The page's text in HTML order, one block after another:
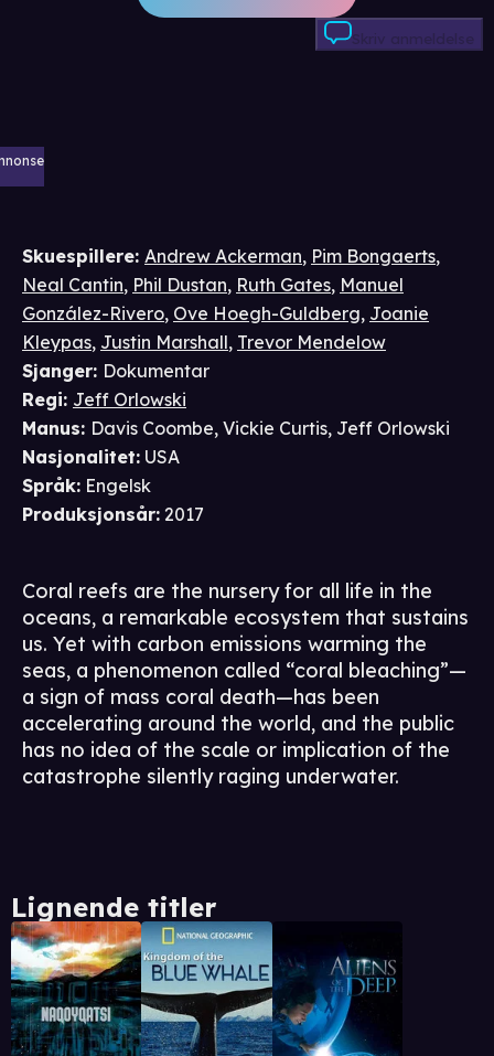
Skriv anmeldelse
Skuespillere: Andrew Ackerman, Pim Bongaerts,
Neal Cantin, Phil Dustan, Ruth Gates, Manuel
González-Rivero, Ove Hoegh-Guldberg, Joanie
Kleypas, Justin Marshall, Trevor Mendelow
Sjanger: Dokumentar
Regi: Jeff Orlowski
Manus: Davis Coombe, Vickie Curtis, Jeff Orlowski
Nasjonalitet: USA
Språk: Engelsk
Produksjonsår: 2017
Coral reefs are the nursery for all life in the
oceans, a remarkable ecosystem that sustains
us. Yet with carbon emissions warming the
seas, a phenomenon called “coral bleaching”—
a sign of mass coral death—has been
accelerating around the world, and the public
has no idea of the scale or implication of the
catastrophe silently raging underwater.
Lignende titler